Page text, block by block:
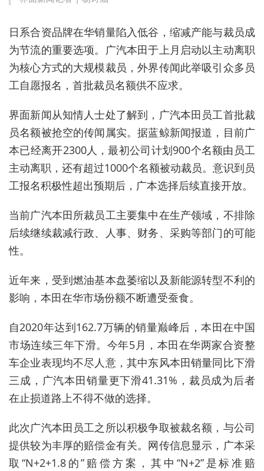
日系合资品牌在华销量陷入低谷，缩减产能与裁员成
为节流的重要选项。广汽本田于上月启动以主动离职
为核心方式的大规模裁员，外界传闻此举吸引众多员
工自愿报名，首批裁员名额供不应求。
界面新闻从知情人士处了解到，广汽本田员工首批裁
员名额被抢空的传闻属实。据蓝鲸新闻报道，目前广
本已经离开2300人，最初公司计划900个名额由员工
主动离职，还有超过1000个名额被动裁员。意识到员
工报名积极性超出预期后，广本选择后续直接开放。
当前广汽本田所裁员工主要集中在生产领域，不排除
后续继续裁减行政、人事、财务、采购等部门的可能
性。
近年来，受到燃油基本盘萎缩以及新能源转型不利的
影响，本田在华市场份额不断遭受蚕食。
自2020年达到162.7万辆的销量巅峰后，本田在中国
市场连续三年下滑。今年5月，本田在华两家合资整
车企业表现均不尽人意，其中东风本田销量同比下滑
三成，广汽本田销量更下滑41.31%，裁员成为后者
在止损道路上不得不做的选择。
此次广汽本田员工之所以积极争取被裁名额，与公司
提供较为丰厚的赔偿金有关。网传信息显示， 广本采
取“N+2+1.8的”赔偿方案，其中“N+2”是标准赔